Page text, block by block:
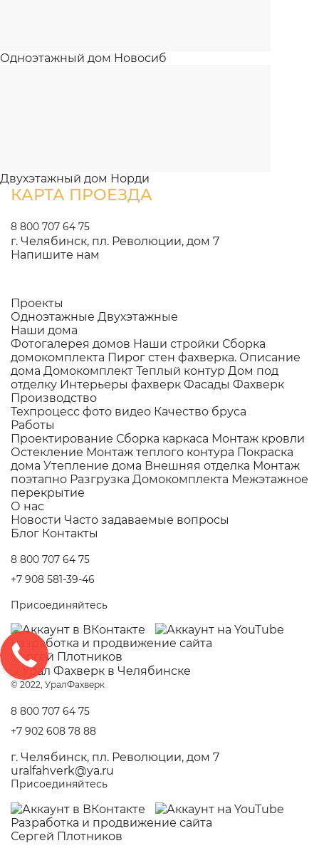
Одноэтажный дом Новосиб
Двухэтажный дом Норди
КАРТА ПРОЕЗДА
8 800 707 64 75
г. Челябинск, пл. Революции, дом 7
Напишите нам
Проекты
Одноэтажные Двухэтажные
Наши дома
Фотогалерея домов Наши стройки Сборка
домокомплекта Пирог стен фахверка. Описание
дома Домокомплект Теплый контур Дом под
отделку Интерьеры фахверк Фасады Фахверк
Производство
Техпроцесс фото видео Качество бруса
Работы
Проектирование Сборка каркаса Монтаж кровли
Остекление Монтаж теплого контура Покраска
дома Утепление дома Внешняя отделка Монтаж
поэтапно Разгрузка Домокомплекта Межэтажное
перекрытие
О нас
Новости Часто задаваемые вопросы
Блог Контакты
8 800 707 64 75
+7 908 581-39-46
Присоединяйтесь
Разработка и продвижение сайта
Сергей Плотников
© 2022, УралФахверк
8 800 707 64 75
+7 902 608 78 88
г. Челябинск, пл. Революции, дом 7
uralfahverk@ya.ru
Присоединяйтесь
Разработка и продвижение сайта
Сергей Плотников